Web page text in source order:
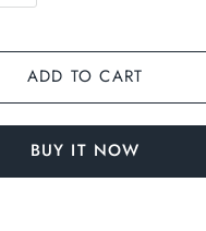
ADD TO CART
BUY IT NOW